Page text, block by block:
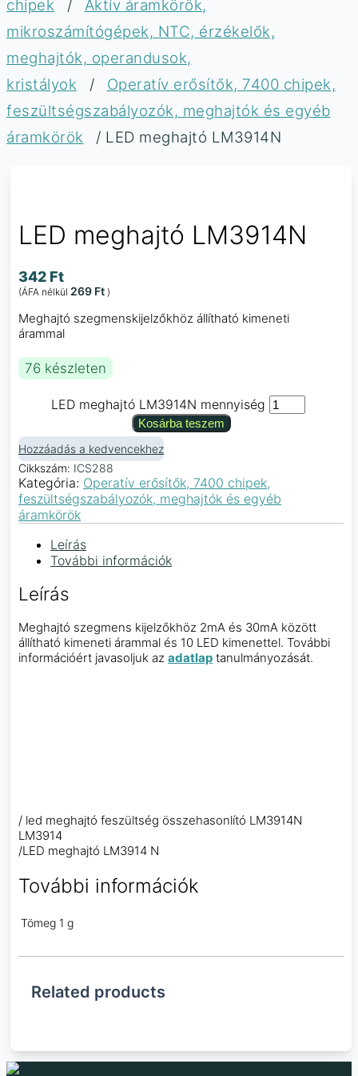
chipek
/
Aktív áramkörök,
mikroszámítógépek, NTC, érzékelők,
meghajtók, operandusok,
kristályok
/
Operatív erősítők, 7400 chipek,
feszültségszabályozók, meghajtók és egyéb
áramkörök
/ LED meghajtó LM3914N
LED meghajtó LM3914N
342 Ft
(ÁFA nélkül 269 Ft )
Meghajtó szegmenskijelzőkhöz állítható kimeneti
árammal
76 készleten
LED meghajtó LM3914N mennyiség
Kosárba teszem
Hozzáadás a kedvencekhez
Cikkszám: ICS288
Kategória: Operatív erősítők, 7400 chipek,
feszültségszabályozók, meghajtók és egyéb
áramkörök
Leírás
További információk
Leírás
Meghajtó szegmens kijelzőkhöz 2mA és 30mA között
állítható kimeneti árammal és 10 LED kimenettel. További
információért javasoljuk az adatlap tanulmányozását.
/ led meghajtó feszültség összehasonlító LM3914N
LM3914
/LED meghajtó LM3914 N
További információk
Tömeg 1 g
Related products